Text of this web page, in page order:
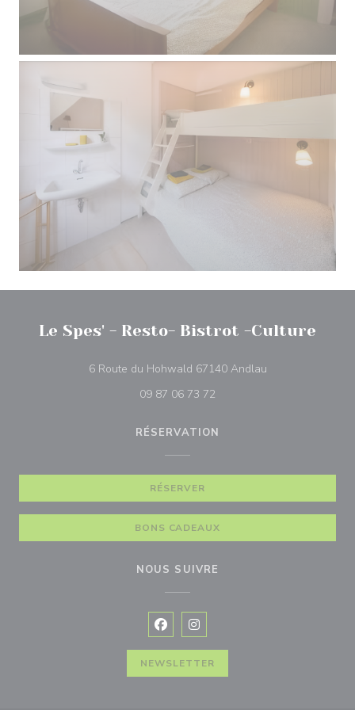
Le Spes' - Resto- Bistrot -Culture
6 Route du Hohwald 67140 Andlau((ouvre une
09 87 06 73 72
RÉSERVATION
RÉSERVER
BONS CADEAUX
NOUS SUIVRE
Facebook ((ouvre une nouvelle
Instagram ((ouvre une
NEWSLETTER